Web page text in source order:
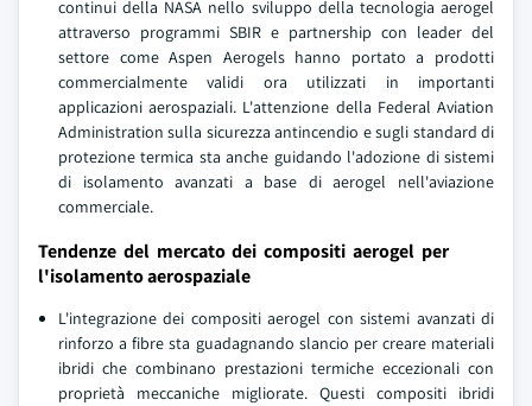
continui della NASA nello sviluppo della tecnologia aerogel
attraverso programmi SBIR e partnership con leader del
settore come Aspen Aerogels hanno portato a prodotti
commercialmente validi ora utilizzati in importanti
applicazioni aerospaziali. L'attenzione della Federal Aviation
Administration sulla sicurezza antincendio e sugli standard di
protezione termica sta anche guidando l'adozione di sistemi
di isolamento avanzati a base di aerogel nell'aviazione
commerciale.
Tendenze del mercato dei compositi aerogel per
l'isolamento aerospaziale
L'integrazione dei compositi aerogel con sistemi avanzati di
rinforzo a fibre sta guadagnando slancio per creare materiali
ibridi che combinano prestazioni termiche eccezionali con
proprietà meccaniche migliorate. Questi compositi ibridi